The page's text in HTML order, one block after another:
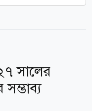
সালের